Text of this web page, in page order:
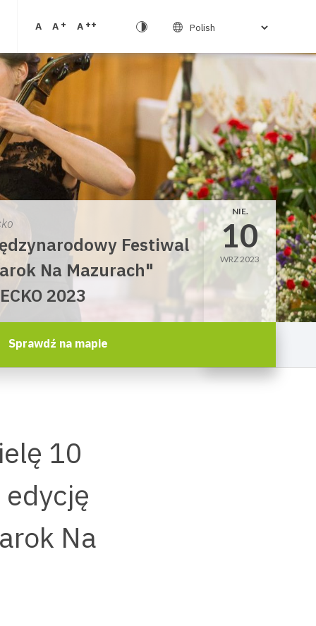
A A + A ++
Festiwal
Na Mazurach"
2023
NIE.
10
WRZ 2023
Sprawdź na mapie
10
Na